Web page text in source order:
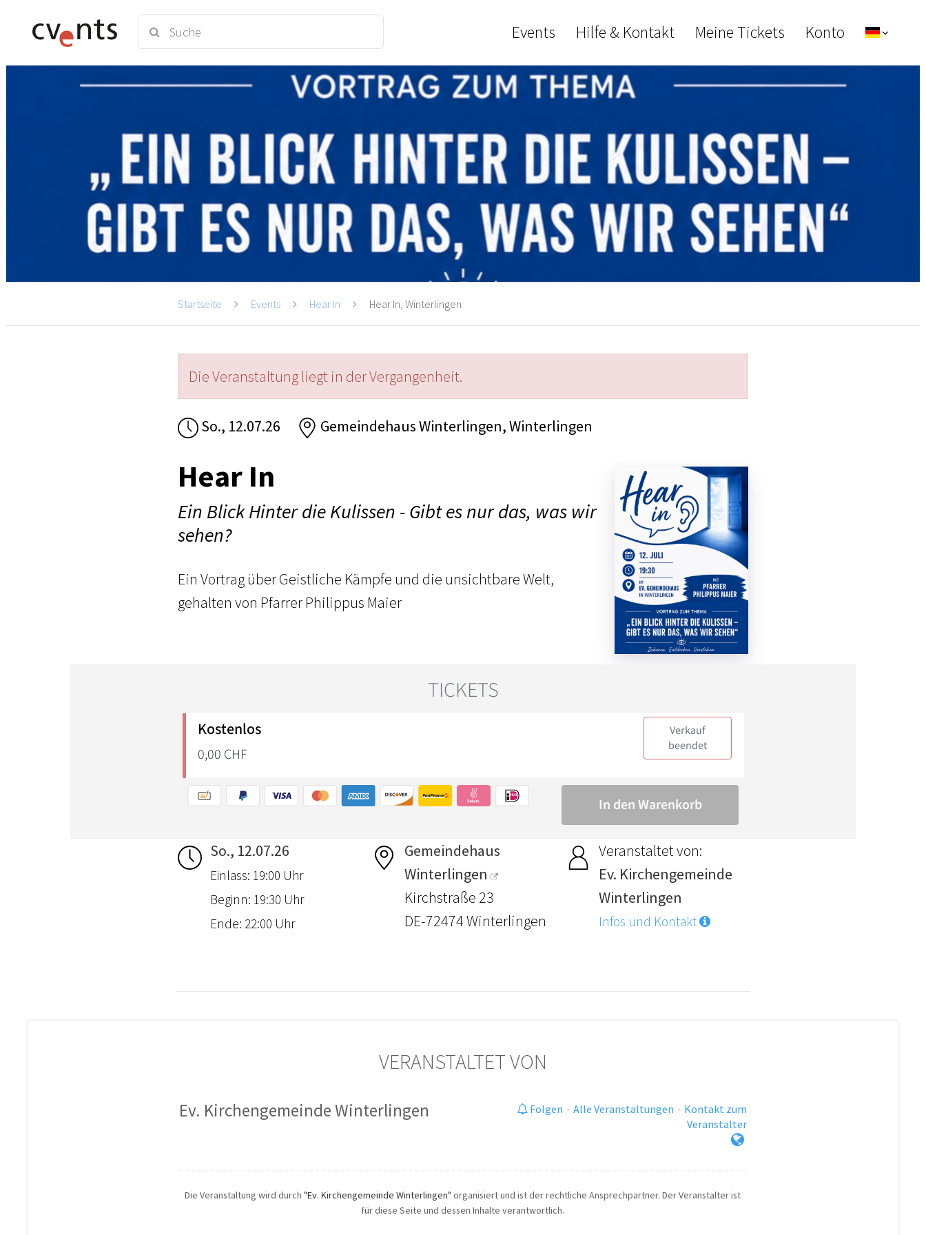
Events Hilfe & Kontakt Meine Tickets Konto
Startseite Events Hear In Hear In, Winterlingen
Die Veranstaltung liegt in der Vergangenheit.
So., 12.07.26 Gemeindehaus Winterlingen, Winterlingen
Hear In
Ein Blick Hinter die Kulissen - Gibt es nur das, was wir
sehen?
Ein Vortrag über Geistliche Kämpfe und die unsichtbare Welt,
gehalten von Pfarrer Philippus Maier
So., 12.07.26
Einlass: 19:00 Uhr
Beginn: 19:30 Uhr
Ende: 22:00 Uhr
Gemeindehaus
Winterlingen
Kirchstraße 23
DE-72474 Winterlingen
Veranstaltet von:
Ev. Kirchengemeinde
Winterlingen
Infos und Kontakt
VERANSTALTET VON
Ev. Kirchengemeinde Winterlingen Folgen · Alle Veranstaltungen · Kontakt zum
Veranstalter
Die Veranstaltung wird durch"Ev. Kirchengemeinde Winterlingen" organisiert und ist der rechtliche Ansprechpartner. Der Veranstalter ist
für diese Seite und dessen Inhalte verantwortlich.